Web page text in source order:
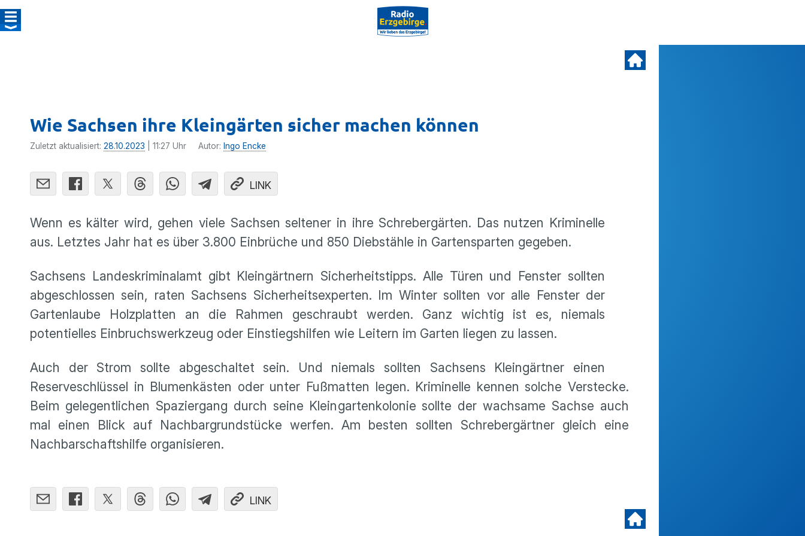
Wie Sachsen ihre Kleingärten sicher machen können
Zuletzt aktualisiert: 28.10.2023 | 11:27 Uhr Autor: Ingo Encke
LINK
Wenn es kälter wird, gehen viele Sachsen seltener in ihre Schrebergärten. Das nutzen Kriminelle
aus. Letztes Jahr hat es über 3.800 Einbrüche und 850 Diebstähle in Gartensparten gegeben.
Sachsens Landeskriminalamt gibt Kleingärtnern Sicherheitstipps. Alle Türen und Fenster sollten
abgeschlossen sein, raten Sachsens Sicherheitsexperten. Im Winter sollten vor alle Fenster der
Gartenlaube Holzplatten an die Rahmen geschraubt werden. Ganz wichtig ist es, niemals
potentielles Einbruchswerkzeug oder Einstiegshilfen wie Leitern im Garten liegen zu lassen.
Auch der Strom sollte abgeschaltet sein. Und niemals sollten Sachsens Kleingärtner einen
Reserveschlüssel in Blumenkästen oder unter Fußmatten legen. Kriminelle kennen solche Verstecke.
Beim gelegentlichen Spaziergang durch seine Kleingartenkolonie sollte der wachsame Sachse auch
mal einen Blick auf Nachbargrundstücke werfen. Am besten sollten Schrebergärtner gleich eine
Nachbarschaftshilfe organisieren.
LINK